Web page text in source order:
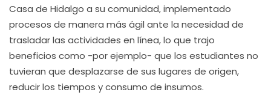
Casa de Hidalgo a su comunidad, implementado
procesos de manera más ágil ante la necesidad de
trasladar las actividades en línea, lo que trajo
beneficios como -por ejemplo- que los estudiantes no
tuvieran que desplazarse de sus lugares de origen,
reducir los tiempos y consumo de insumos.